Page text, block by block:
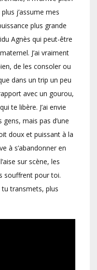
j’assume mes
plus grande
Agnès qui peut-être
J’ai vraiment
de les consoler ou
dans un trip un peu
avec un gourou,
te libère. J’ai envie
mais pas d’une
doux et puissant à la
à s’abandonner en
sur scène, les
souffrent pour toi.
transmets, plus